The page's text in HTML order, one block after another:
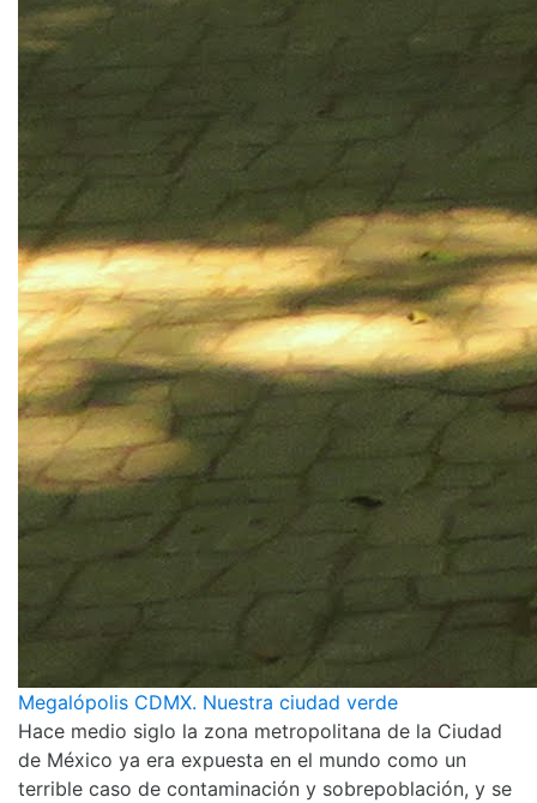
Megalópolis CDMX. Nuestra ciudad verde
Hace medio siglo la zona metropolitana de la Ciudad
de México ya era expuesta en el mundo como un
terrible caso de contaminación y sobrepoblación, y se